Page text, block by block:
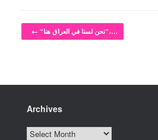
Post navigation
← “نحن لسنا في العراق هنا”،…
Archives
Archives